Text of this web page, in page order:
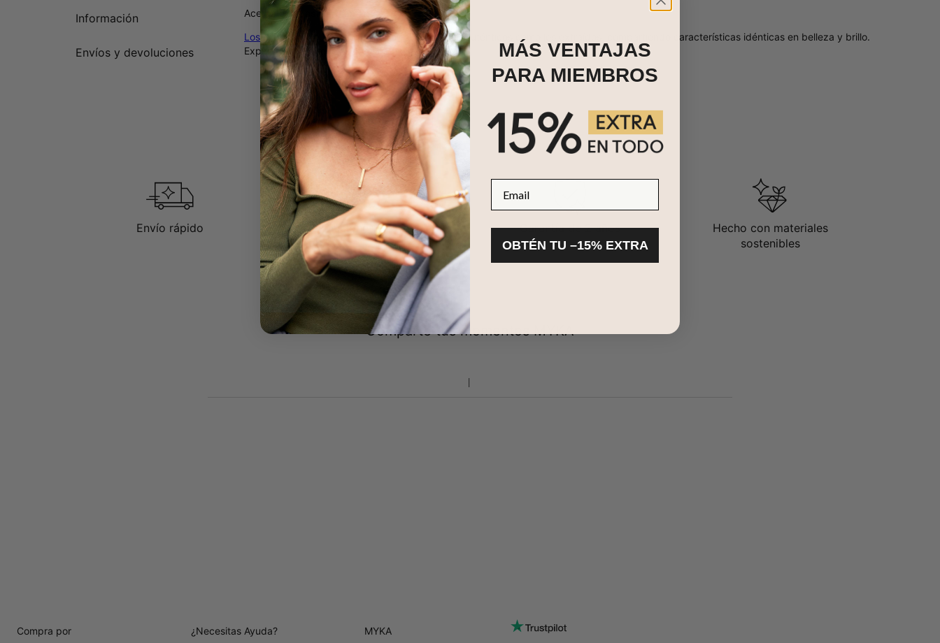
Información
Envíos y devoluciones
Acerca de nuestros diamantes
Los diamantes cultivados en laboratorioson tan auténticos como los extraídos, compartiendo características idénticas en belleza y brillo.
Explora sus diferencias más a fondo.
Envío rápido Devoluciones en 100 días Garantía de 2 años
Hecho con materiales
sostenibles
Comparte tus momentos MYKA
Compra por ¿Necesitas Ayuda? MYKA
MÁS VENTAJAS
PARA MIEMBROS
OBTÉN TU –15% EXTRA